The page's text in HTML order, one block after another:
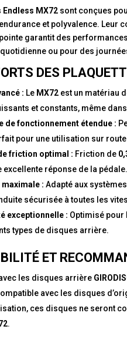
Endless MX72 sont conçues
et polyvalence. Leur
garantit des
ou pour des
DES
: Le MX72 est un matériau
et constants, même
de fonctionnement étendue :
pour une utilisation sur
friction optimal : Friction de
excellente réponse de la pédale.
maximale : Adapté aux
sécurisée à toutes les
exceptionnelle : Optimisé
types de disques arrière.
ET
les disques arrière
avec les disques
ces disques ne seront
.